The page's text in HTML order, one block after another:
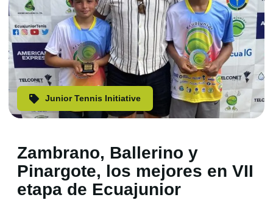
Junior Tennis Initiative
Zambrano, Ballerino y
Pinargote, los mejores en VII
etapa de Ecuajunior